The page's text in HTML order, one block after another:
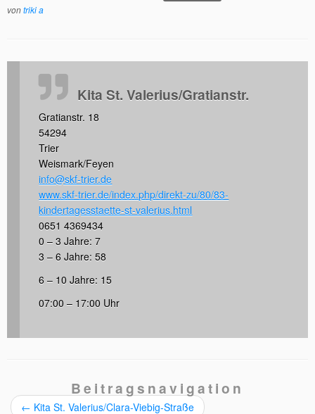
vontriki a
Kita St. Valerius/Gratianstr.
Gratianstr. 18
54294
Trier
Weismark/Feyen
info@skf-trier.de
www.skf-trier.de/index.php/direkt-zu/80/83-
kindertagesstaette-st-valerius.html
0651 4369434
0 – 3 Jahre: 7
3 – 6 Jahre: 58
6 – 10 Jahre: 15
07:00 – 17:00 Uhr
Beitragsnavigation
← Kita St. Valerius/Clara-Viebig-Straße